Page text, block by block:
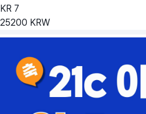
KR 7
25200 KRW